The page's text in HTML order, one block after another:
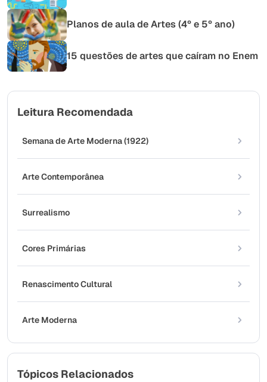
Planos de aula de Artes (4º e 5º ano)
15 questões de artes que caíram no Enem
Leitura Recomendada
Semana de Arte Moderna (1922)
Arte Contemporânea
Surrealismo
Cores Primárias
Renascimento Cultural
Arte Moderna
Tópicos Relacionados